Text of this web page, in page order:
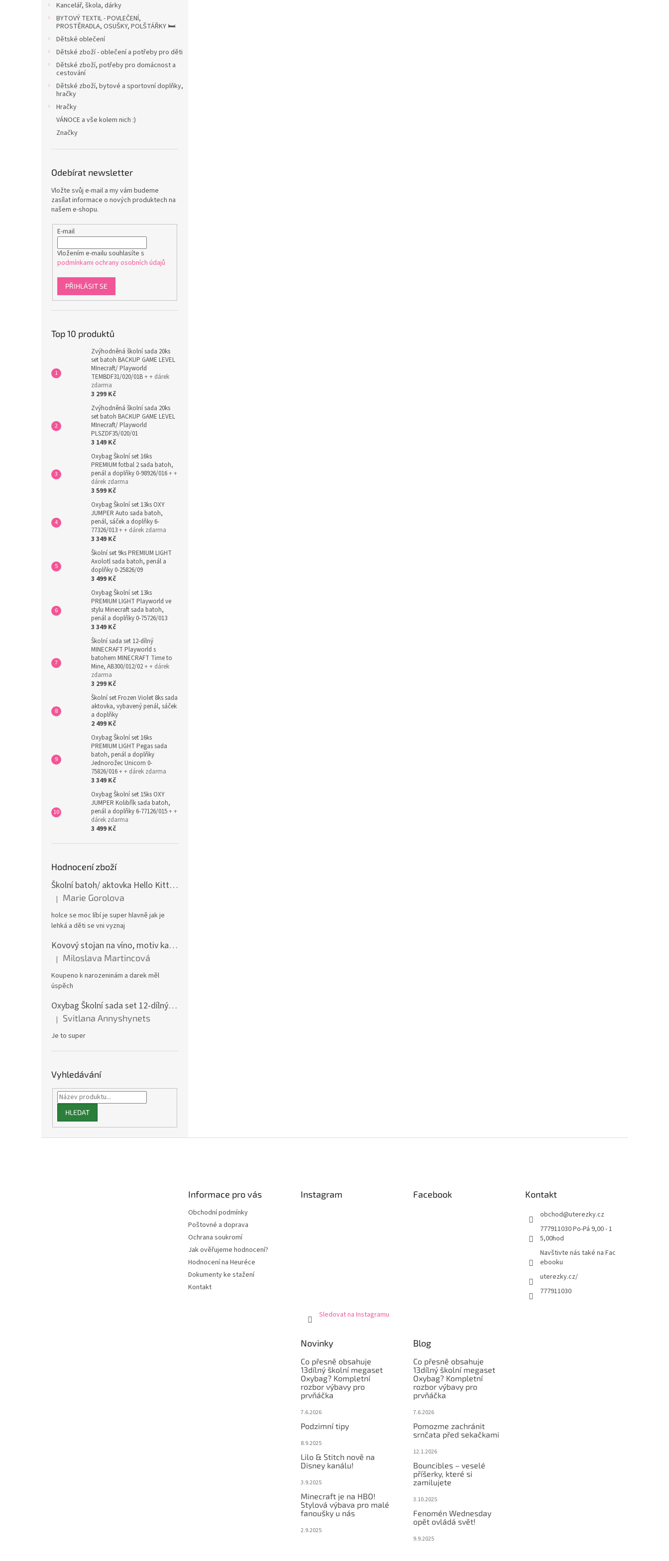
Kancelář, škola, dárky
BYTOVÝ TEXTIL - POVLEČENÍ,
PROSTĚRADLA, OSUŠKY, POLŠTÁŘKY 🛏️
Dětské oblečení
Dětské zboží - oblečení a potřeby pro děti
Dětské zboží, potřeby pro domácnost a
cestování
Dětské zboží, bytové a sportovní doplňky,
hračky
Hračky
VÁNOCE a vše kolem nich :)
Značky
Odebírat newsletter
Vložte svůj e-mail a my vám budeme
zasílat informace o nových produktech na
našem e-shopu.
E-mail
Vložením e-mailu souhlasíte s
podmínkami ochrany osobních údajů
PŘIHLÁSIT SE
Top 10 produktů
Zvýhodněná školní sada 20ks
set batoh BACKUP GAME LEVEL
MInecraft/ Playworld
TEMBDF31/020/01B+ + dárek
zdarma
3 299 Kč
Zvýhodněná školní sada 20ks
set batoh BACKUP GAME LEVEL
MInecraft/ Playworld
PLSZDF35/020/01
3 149 Kč
Oxybag Školní set 16ks
PREMIUM fotbal 2 sada batoh,
penál a doplňky 0-98926/016+ +
dárek zdarma
3 599 Kč
Oxybag Školní set 13ks OXY
JUMPER Auto sada batoh,
penál, sáček a doplňky 6-
77326/013+ + dárek zdarma
3 349 Kč
Školní set 9ks PREMIUM LIGHT
Axolotl sada batoh, penál a
doplňky 0-25826/09
3 499 Kč
Oxybag Školní set 13ks
PREMIUM LIGHT Playworld ve
stylu Minecraft sada batoh,
penál a doplňky 0-75726/013
3 349 Kč
Školní sada set 12-dílný
MINECRAFT Playworld s
batohem MINECRAFT Time to
Mine, AB300/012/02+ + dárek
zdarma
3 299 Kč
Školní set Frozen Violet 8ks sada
aktovka, vybavený penál, sáček
a doplňky
2 499 Kč
Oxybag Školní set 16ks
PREMIUM LIGHT Pegas sada
batoh, penál a doplňky
Jednorožec Unicorn 0-
75826/016+ + dárek zdarma
3 349 Kč
Oxybag Školní set 15ks OXY
JUMPER Kolibřík sada batoh,
penál a doplňky 6-77126/015+ +
dárek zdarma
3 499 Kč
Hodnocení zboží
Školní batoh/ aktovka Hello Kitty, růžová
Hodnocení produktu je 5 z 5 hvězdiček.
| Marie Gorolova
holce se moc líbí je super hlavně jak je
lehká a děti se vni vyznaj
Kovový stojan na víno, motiv kamion
Hodnocení produktu je 5 z 5 hvězdiček.
| Miloslava Martincová
Koupeno k narozeninám a darek měl
úspěch
Oxybag Školní sada set 12-dílný OXY GO Playworld ve stylu Minecraft - batoh, penál, sáček a doplňky 0-47126/012
Hodnocení produktu je 5 z 5 hvězdiček.
| Svitlana Annyshynets
Je to super
Vyhledávání
HLEDAT
Informace pro vás
Obchodní podmínky
Poštovné a doprava
Ochrana soukromí
Jak ověřujeme hodnocení?
Hodnocení na Heuréce
Dokumenty ke stažení
Kontakt
Instagram
Sledovat na Instagramu
Facebook Kontakt
obchod@uterezky.cz
777911030 Po-Pá 9,00 - 1
5,00hod
Navštivte nás také na Fac
ebooku
uterezky.cz/
777911030
Novinky
Co přesně obsahuje
13dílný školní megaset
Oxybag? Kompletní
rozbor výbavy pro
prvňáčka
7.6.2026
Podzimní tipy
8.9.2025
Lilo & Stitch nově na
Disney kanálu!
3.9.2025
Minecraft je na HBO!
Stylová výbava pro malé
fanoušky u nás
2.9.2025
Blog
Co přesně obsahuje
13dílný školní megaset
Oxybag? Kompletní
rozbor výbavy pro
prvňáčka
7.6.2026
Pomozme zachránit
srnčata před sekačkami
12.1.2026
Bouncibles – veselé
příšerky, které si
zamilujete
3.10.2025
Fenomén Wednesday
opět ovládá svět!
9.9.2025